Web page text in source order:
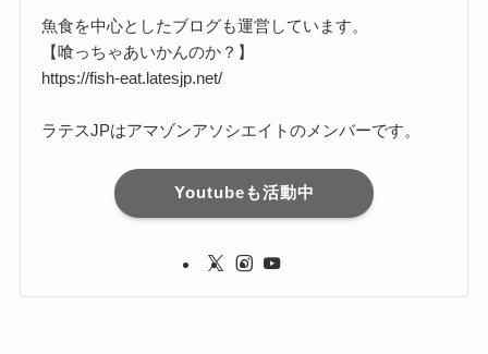
魚食を中心としたブログも運営しています。
【喰っちゃあいかんのか？】
https://fish-eat.latesjp.net/
ラテスJPはアマゾンアソシエイトのメンバーです。
Youtubeも活動中